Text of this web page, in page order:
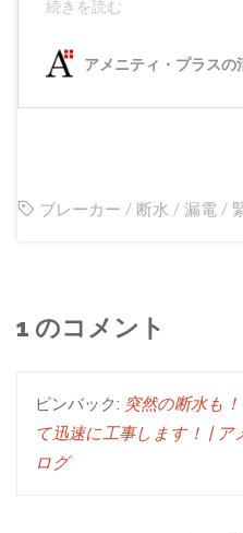
ブレーカー / 断水 / 漏電/
1 のコメント
ピンバック: 突然の断水も
て迅速に工事します！ |
ログ